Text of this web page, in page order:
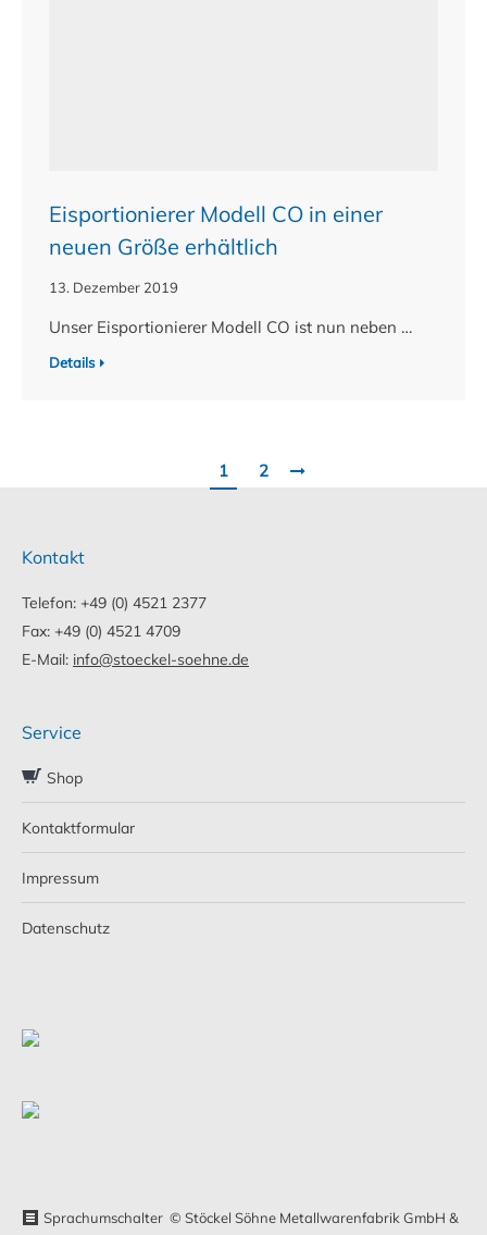
Eisportionierer Modell CO in einer
neuen Größe erhältlich
13. Dezember 2019
Unser Eisportionierer Modell CO ist nun neben …
Details
1 2
Kontakt
Telefon: +49 (0) 4521 2377
Fax: +49 (0) 4521 4709
E-Mail: info@stoeckel-soehne.de
Service
Shop
Kontaktformular
Impressum
Datenschutz
Sprachumschalter © Stöckel Söhne Metallwarenfabrik GmbH &